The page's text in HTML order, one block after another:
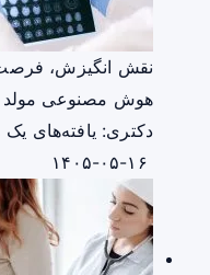
نقش انگیزش،
هوش مصنوعی مولد
دکتری: یافته‌های یک